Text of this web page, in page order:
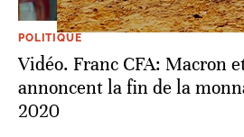
POLITIQUE
Vidéo. Franc CFA: Macron
annoncent la fin de la
2020